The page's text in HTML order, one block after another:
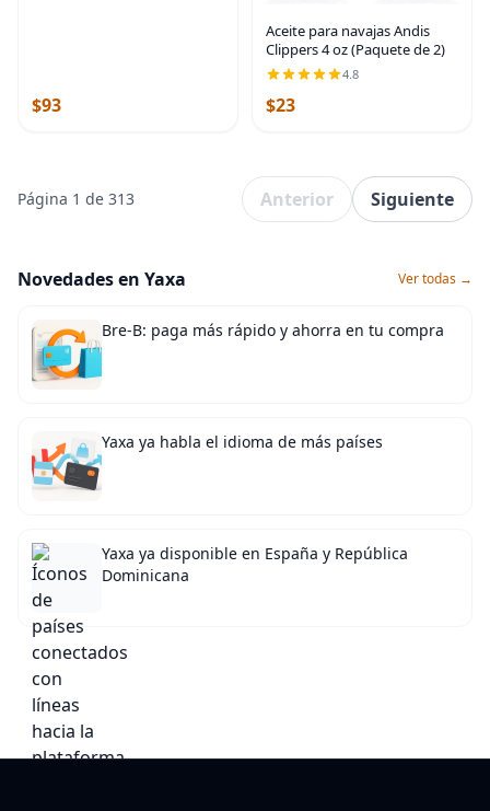
$93
Aceite para navajas Andis
Clippers 4 oz (Paquete de 2)
4.8
$23
Página 1 de 313 Anterior Siguiente
Novedades en Yaxa Ver todas →
Bre-B: paga más rápido y ahorra en tu compra
Yaxa ya habla el idioma de más países
Yaxa ya disponible en España y República
Dominicana